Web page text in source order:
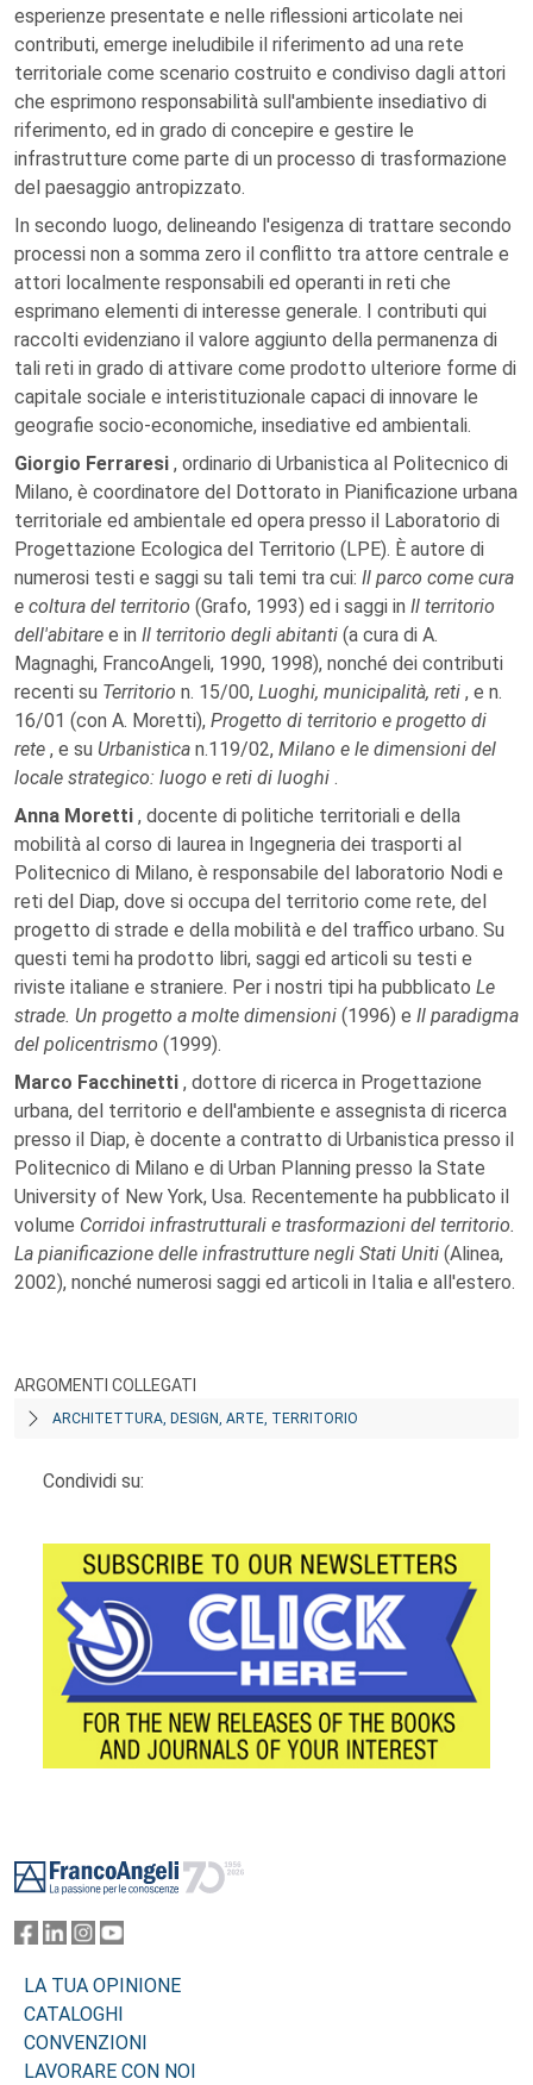
esperienze presentate e nelle riflessioni articolate nei
contributi, emerge ineludibile il riferimento ad una rete
territoriale come scenario costruito e condiviso dagli attori
che esprimono responsabilità sull'ambiente insediativo di
riferimento, ed in grado di concepire e gestire le
infrastrutture come parte di un processo di trasformazione
del paesaggio antropizzato.
In secondo luogo, delineando l'esigenza di trattare secondo
processi non a somma zero il conflitto tra attore centrale e
attori localmente responsabili ed operanti in reti che
esprimano elementi di interesse generale. I contributi qui
raccolti evidenziano il valore aggiunto della permanenza di
tali reti in grado di attivare come prodotto ulteriore forme di
capitale sociale e interistituzionale capaci di innovare le
geografie socio-economiche, insediative ed ambientali.
Giorgio Ferraresi , ordinario di Urbanistica al Politecnico di
Milano, è coordinatore del Dottorato in Pianificazione urbana
territoriale ed ambientale ed opera presso il Laboratorio di
Progettazione Ecologica del Territorio (LPE). È autore di
numerosi testi e saggi su tali temi tra cui: Il parco come cura
e coltura del territorio (Grafo, 1993) ed i saggi in Il territorio
dell'abitare e in Il territorio degli abitanti (a cura di A.
Magnaghi, FrancoAngeli, 1990, 1998), nonché dei contributi
recenti su Territorio n. 15/00, Luoghi, municipalità, reti , e n.
16/01 (con A. Moretti), Progetto di territorio e progetto di
rete , e su Urbanistica n.119/02, Milano e le dimensioni del
locale strategico: luogo e reti di luoghi .
Anna Moretti , docente di politiche territoriali e della
mobilità al corso di laurea in Ingegneria dei trasporti al
Politecnico di Milano, è responsabile del laboratorio Nodi e
reti del Diap, dove si occupa del territorio come rete, del
progetto di strade e della mobilità e del traffico urbano. Su
questi temi ha prodotto libri, saggi ed articoli su testi e
riviste italiane e straniere. Per i nostri tipi ha pubblicato Le
strade. Un progetto a molte dimensioni (1996) e Il paradigma
del policentrismo (1999).
Marco Facchinetti , dottore di ricerca in Progettazione
urbana, del territorio e dell'ambiente e assegnista di ricerca
presso il Diap, è docente a contratto di Urbanistica presso il
Politecnico di Milano e di Urban Planning presso la State
University of New York, Usa. Recentemente ha pubblicato il
volume Corridoi infrastrutturali e trasformazioni del territorio.
La pianificazione delle infrastrutture negli Stati Uniti (Alinea,
2002), nonché numerosi saggi ed articoli in Italia e all'estero.
ARGOMENTI COLLEGATI
ARCHITETTURA, DESIGN, ARTE, TERRITORIO
Condividi su:
LA TUA OPINIONE
CATALOGHI
CONVENZIONI
LAVORARE CON NOI